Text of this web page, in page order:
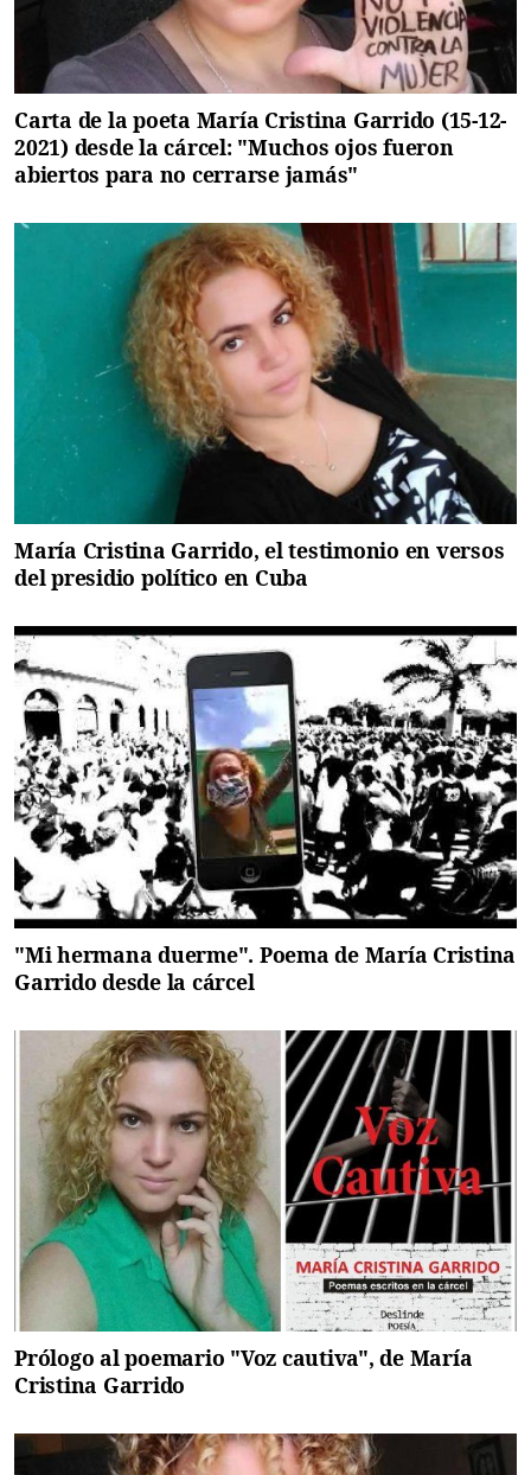
Carta de la poeta María Cristina Garrido (15-12-
2021) desde la cárcel: "Muchos ojos fueron
abiertos para no cerrarse jamás"
María Cristina Garrido, el testimonio en versos
del presidio político en Cuba
"Mi hermana duerme". Poema de María Cristina
Garrido desde la cárcel
Prólogo al poemario "Voz cautiva", de María
Cristina Garrido